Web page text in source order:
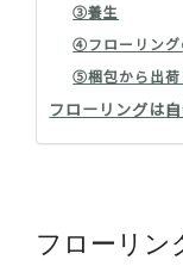
③養生
④フローリング
⑤梱包から出荷
フローリングは
フローリン